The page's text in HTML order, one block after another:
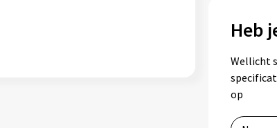
Heb
Wellicht
op